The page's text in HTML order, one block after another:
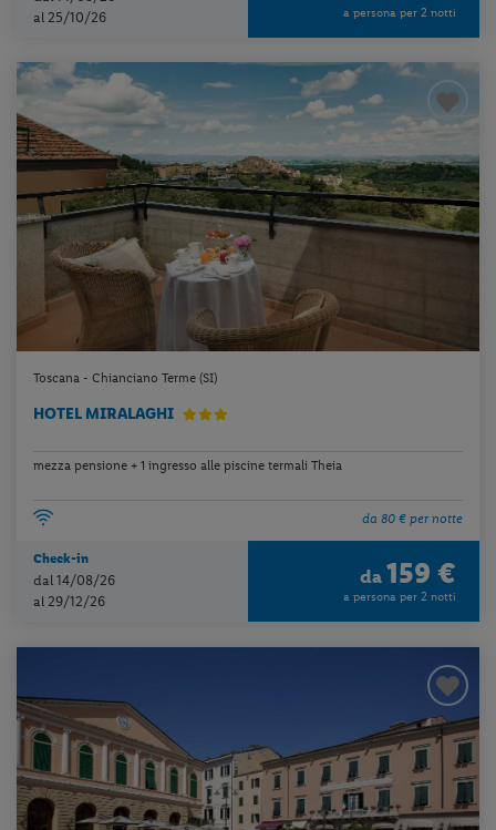
al 25/10/26
a persona per 2 notti
Toscana - Chianciano Terme (SI)
HOTEL MIRALAGHI
mezza pensione + 1 ingresso alle piscine termali Theia
da 80 € per notte
Check-in
dal 14/08/26
al 29/12/26
da 159 €
a persona per 2 notti